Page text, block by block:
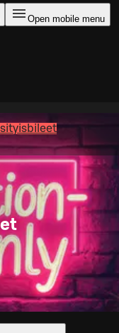
Open mobile menu